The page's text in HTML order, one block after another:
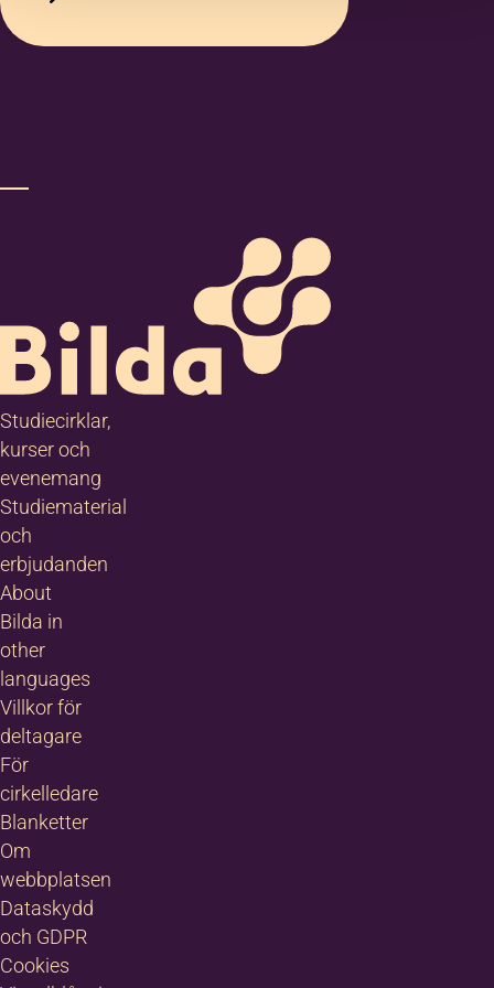
Jag godkänner
Jag vill ha erbjudanden och
Mera information
Studiecirklar,
kurser och
evenemang
Studiematerial
och
erbjudanden
About
Bilda in
other
languages
Villkor för
deltagare
För
cirkelledare
Blanketter
Om
webbplatsen
Dataskydd
och GDPR
Cookies